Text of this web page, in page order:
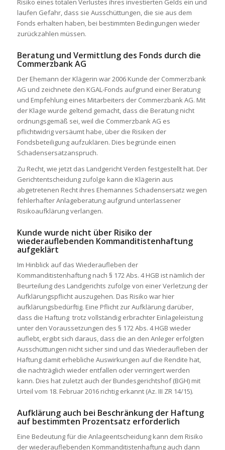
Risiko eines totalen Verlustes ihres investierten Gelds ein und
laufen Gefahr, dass sie Ausschüttungen, die sie aus dem
Fonds erhalten haben, bei bestimmten Bedingungen wieder
zurückzahlen müssen.
Beratung und Vermittlung des Fonds durch die
Commerzbank AG
Der Ehemann der Klägerin war 2006 Kunde der Commerzbank
AG und zeichnete den KGAL-Fonds aufgrund einer Beratung
und Empfehlung eines Mitarbeiters der Commerzbank AG. Mit
der Klage wurde geltend gemacht, dass die Beratung nicht
ordnungsgemäß sei, weil die Commerzbank AG es
pflichtwidrig versäumt habe, über die Risiken der
Fondsbeteiligung aufzuklären. Dies begründe einen
Schadensersatzanspruch.
Zu Recht, wie jetzt das Landgericht Verden festgestellt hat. Der
Gerichtentscheidung zufolge kann die Klägerin aus
abgetretenen Recht ihres Ehemannes Schadensersatz wegen
fehlerhafter Anlageberatung aufgrund unterlassener
Risikoaufklärung verlangen.
Kunde wurde nicht über Risiko der
wiederauflebenden Kommanditistenhaftung
aufgeklärt
Im Hinblick auf das Wiederaufleben der
Kommanditistenhaftung nach § 172 Abs. 4 HGB ist nämlich der
Beurteilung des Landgerichts zufolge von einer Verletzung der
Aufklärungspflicht auszugehen. Das Risiko war hier
aufklärungsbedürftig. Eine Pflicht zur Aufklärung darüber,
dass die Haftung trotz vollständig erbrachter Einlageleistung
unter den Voraussetzungen des § 172 Abs. 4 HGB wieder
auflebt, ergibt sich daraus, dass die an den Anleger erfolgten
Ausschüttungen nicht sicher sind und das Wiederaufleben der
Haftung damit erhebliche Auswirkungen auf die Rendite hat,
die nachträglich wieder entfallen oder verringert werden
kann. Dies hat zuletzt auch der Bundesgerichtshof (BGH) mit
Urteil vom 18. Februar 2016 richtig erkannt (Az. III ZR 14/15).
Aufklärung auch bei Beschränkung der Haftung
auf bestimmten Prozentsatz erforderlich
Eine Bedeutung für die Anlageentscheidung kann dem Risiko
der wiederauflebenden Kommanditistenhaftung auch dann